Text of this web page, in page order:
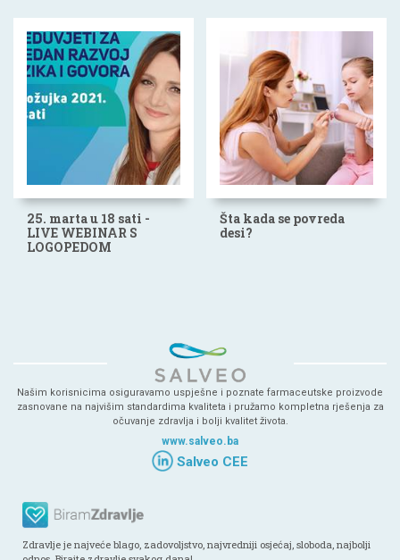
25. marta u 18 sati -
LIVE WEBINAR S
LOGOPEDOM
Šta kada se povreda
desi?
Našim korisnicima osiguravamo uspješne i poznate farmaceutske proizvode
zasnovane na najvišim standardima kvaliteta i pružamo kompletna rješenja za
očuvanje zdravlja i bolji kvalitet života.
www.salveo.ba
Salveo CEE
Zdravlje je najveće blago, zadovoljstvo, najvredniji osjećaj, sloboda, najbolji